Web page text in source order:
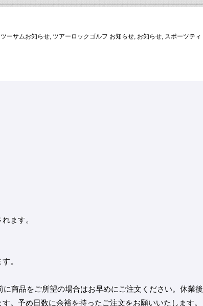
ツーサムお知らせ, ツアーロックゴルフ お知らせ, お知らせ, スポーツティ
ます。
。
商品をご所望の場合はお早めにご注文ください。休業後
。予め日数に余裕を持ったご注文をお願いいたします。